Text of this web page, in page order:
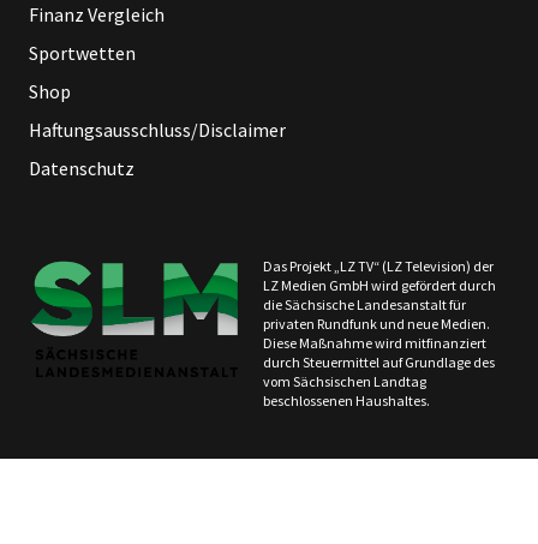
Finanz Vergleich
Sportwetten
Shop
Haftungsausschluss/Disclaimer
Datenschutz
Das Projekt „LZ TV“ (LZ Television) der
LZ Medien GmbH wird gefördert durch
die Sächsische Landesanstalt für
privaten Rundfunk und neue Medien.
Diese Maßnahme wird mitfinanziert
durch Steuermittel auf Grundlage des
vom Sächsischen Landtag
beschlossenen Haushaltes.